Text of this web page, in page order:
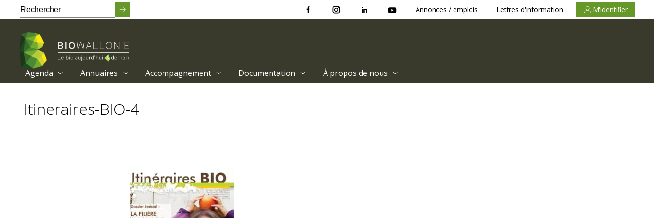
contenu
Annonces / emplois Lettres d'information M'identifier
Agenda Annuaires Accompagnement Documentation À propos de nous
Itineraires-BIO-4